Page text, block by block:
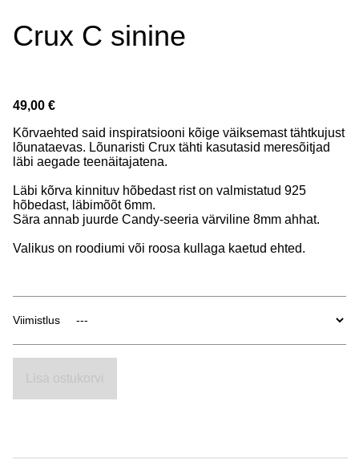
Crux C sinine
49,00 €
Kõrvaehted said inspiratsiooni kõige väiksemast tähtkujust
lõunataevas. Lõunaristi Crux tähti kasutasid meresõitjad
läbi aegade teenäitajatena.
Läbi kõrva kinnituv hõbedast rist on valmistatud 925
hõbedast, läbimõõt 6mm.
Sära annab juurde Candy-seeria värviline 8mm ahhat.
Valikus on roodiumi või roosa kullaga kaetud ehted.
Viimistlus